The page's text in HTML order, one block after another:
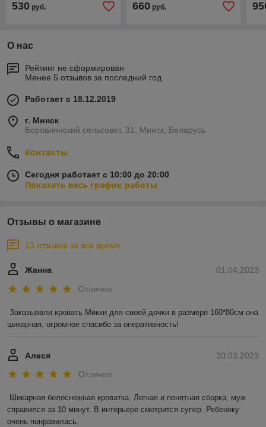
530 руб. 660руб.
О нас
Рейтинг не сформирован
Менее 5 отзывов за последний год
Работает с 18.12.2019
г. Минск
Боровлянский сельсовет, 31, Минск, Беларусь
Контакты
Сегодня работает с 10:00 до 20:00
Показать весь график работы
Отзывы о магазине
13 отзывов за всё время
01.04.2023
Жанна
Отлично
Заказыввли кровать Микки для своей дочки в размере 160*80см она
шикарная, огромное спасибо за оперативность!
30.03.2023
Алеся
Отлично
Шикарная белоснежная кроватка. Легкая и понятная сборка, муж
справился за 10 минут. В интерьере смотрится супер. Ребеноку
очень понравилась.